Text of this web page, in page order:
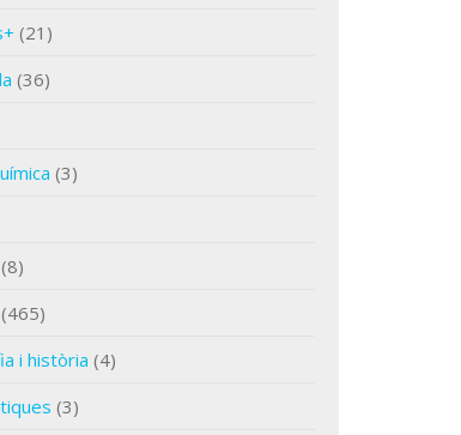
(21)
(36)
(3)
(8)
(465)
i història (4)
(3)